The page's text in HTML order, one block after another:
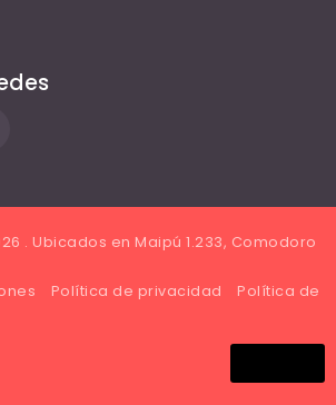
. Ubicados en Maipú 1.233, Comodoro
Política de privacidad
Política de